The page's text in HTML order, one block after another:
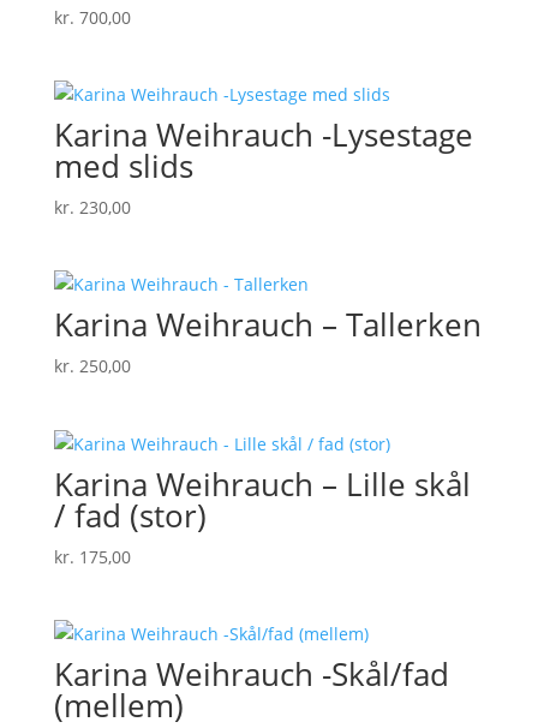
kr. 700,00
Karina Weihrauch -Lysestage
med slids
kr. 230,00
Karina Weihrauch – Tallerken
kr. 250,00
Karina Weihrauch – Lille skål
/ fad (stor)
kr. 175,00
Karina Weihrauch -Skål/fad
(mellem)